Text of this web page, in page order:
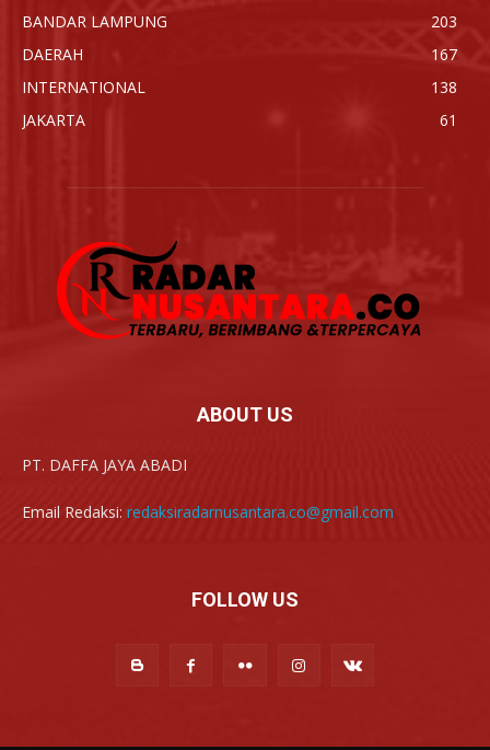
BANDAR LAMPUNG
203
DAERAH
167
INTERNATIONAL
138
JAKARTA
61
ABOUT US
PT. DAFFA JAYA ABADI
Email Redaksi: redaksiradarnusantara.co@gmail.com
FOLLOW US